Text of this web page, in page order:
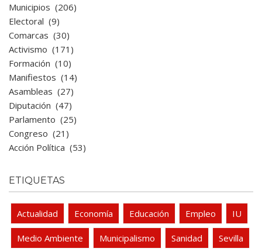
Municipios (206)
Electoral (9)
Comarcas (30)
Activismo (171)
Formación (10)
Manifiestos (14)
Asambleas (27)
Diputación (47)
Parlamento (25)
Congreso (21)
Acción Política (53)
ETIQUETAS
Actualidad Economía Educación Empleo IU
Medio Ambiente Municipalismo Sanidad Sevilla